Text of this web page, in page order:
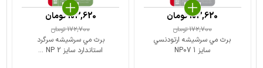
برث مي سرشيشه ارتودنسي
سايز 1 NP07
172,700تومان
103,620تومان
برث مي سرشيشه سرگرد
استاندارد سايز 2 NP ...
172,700تومان
103,620تومان